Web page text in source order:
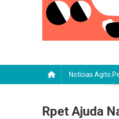
Notícias
Rpet Ajuda